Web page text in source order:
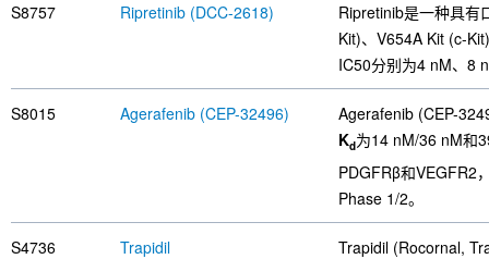
S8757 Ripretinib (DCC-2618)
Ripretinib是一种具有
Kit)、V654A Kit (c-
IC50分别为4 nM、8
S8015 Agerafenib (CEP-32496)
Agerafenib (CEP-
Kd为14 nM/36 nM和
PDGFRβ和VEGFR2
Phase 1/2。
S4736 Trapidil
Trapidil (Rocornal,